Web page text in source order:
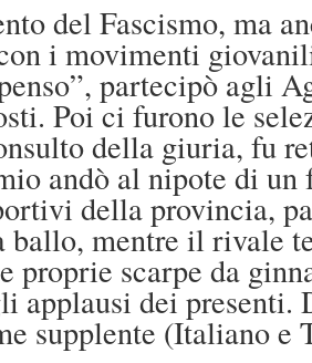
del Fascismo, ma
i movimenti
partecipò agli
Poi ci furono le
della giuria, fu
andò al nipote di
della provincia,
ballo, mentre il rivale
proprie scarpe da
applausi dei
supplente (Italiano e